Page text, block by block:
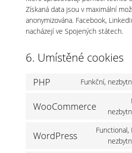
Získaná data jsou v maximální
anonymizována. Facebook,
nacházejí ve Spojených státech.
6. Umístěné cookies
PHP Funkční,
WooCommerce
WordPress
Functional,